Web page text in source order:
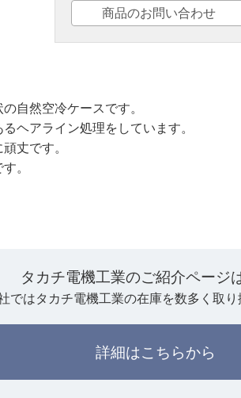
商品のお問い合わせ
自然空冷ケースです。
ヘアライン処理をしています。
丈です。
。
タカチ電機工業のご紹介ページ
ではタカチ電機工業の在庫を数多く取
詳細はこちらから